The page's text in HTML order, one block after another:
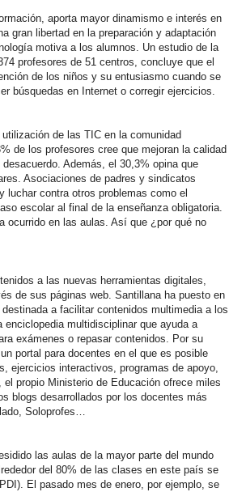
aporta mayor dinamismo e interés en
gran libertad en la preparación y adaptación
motiva a los alumnos. Un estudio de la
profesores de 51 centros, concluye que el
de los niños y su entusiasmo cuando se
búsquedas en Internet o corregir ejercicios.
de las TIC en la comunidad
de los profesores cree que mejoran la calidad
Además, el 30,3% opina que
Asociaciones de padres y sindicatos
luchar contra otros problemas como el
escolar al final de la enseñanza obligatoria.
ocurrido en las aulas. Así que ¿por qué no
a las nuevas herramientas digitales,
de sus páginas web. Santillana ha puesto en
a facilitar contenidos multimedia a los
multidisciplinar que ayuda a
exámenes o repasar contenidos. Por su
portal para docentes en el que es posible
ejercicios interactivos, programas de apoyo,
propio Ministerio de Educación ofrece miles
blogs desarrollados por los docentes más
Soloprofes…
las aulas de la mayor parte del mundo
del 80% de las clases en este país se
El pasado mes de enero, por ejemplo, se